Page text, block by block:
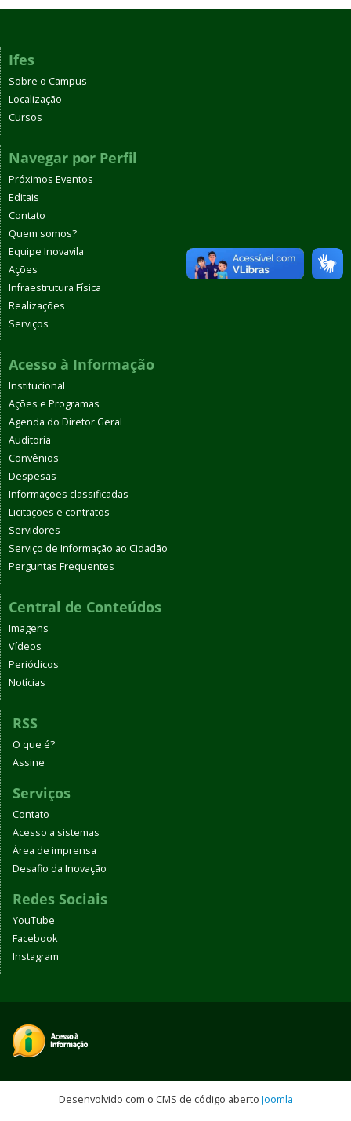
Ifes
Sobre o Campus
Localização
Cursos
Navegar por Perfil
Próximos Eventos
Editais
Contato
Quem somos?
Equipe Inovavila
Ações
Infraestrutura Física
Realizações
Serviços
Acesso à Informação
Institucional
Ações e Programas
Agenda do Diretor Geral
Auditoria
Convênios
Despesas
Informações classificadas
Licitações e contratos
Servidores
Serviço de Informação ao Cidadão
Perguntas Frequentes
Central de Conteúdos
Imagens
Vídeos
Periódicos
Notícias
RSS
O que é?
Assine
Serviços
Contato
Acesso a sistemas
Área de imprensa
Desafio da Inovação
Redes Sociais
YouTube
Facebook
Instagram
Desenvolvido com o CMS de código aberto Joomla